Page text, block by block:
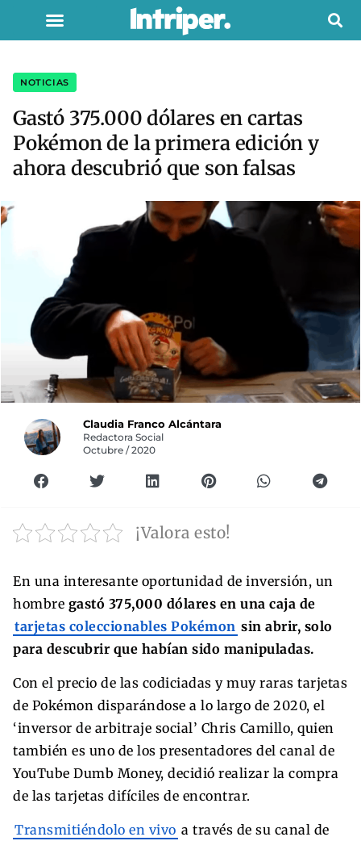
NOTICIAS
Gastó 375.000 dólares en cartas
Pokémon de la primera edición y
ahora descubrió que son falsas
Claudia Franco Alcántara
Redactora Social
Octubre / 2020
¡Valora esto!
En una interesante oportunidad de inversión, un
hombre gastó 375,000 dólares en una caja de
tarjetas coleccionables Pokémon sin abrir, solo
para descubrir que habían sido manipuladas.
Con el precio de las codiciadas y muy raras tarjetas
de Pokémon disparándose a lo largo de 2020, el
‘inversor de arbitraje social’ Chris Camillo, quien
también es uno de los presentadores del canal de
YouTube Dumb Money, decidió realizar la compra
de las tarjetas difíciles de encontrar.
Transmitiéndolo en vivo a través de su canal de